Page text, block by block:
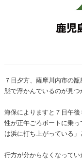
７日夕方、薩摩川内市の
態で浮かんでいるのが見つ
海保によりますと７日午
性が正午ごろボートに乗
は浜に打ち上がっている」
行方が分からなくなって